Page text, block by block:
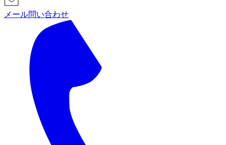
メール問い合わせ